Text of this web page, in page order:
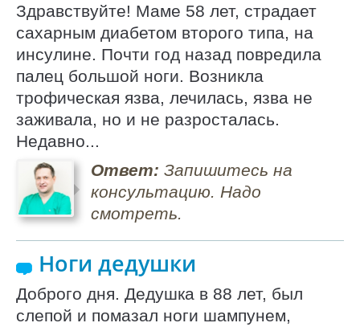
Здравствуйте! Маме 58 лет, страдает
сахарным диабетом второго типа, на
инсулине. Почти год назад повредила
палец большой ноги. Возникла
трофическая язва, лечилась, язва не
заживала, но и не разросталась.
Недавно...
Ответ: Запишитесь на
консультацию. Надо
смотреть.
Ноги дедушки
Доброго дня. Дедушка в 88 лет, был
слепой и помазал ноги шампунем,